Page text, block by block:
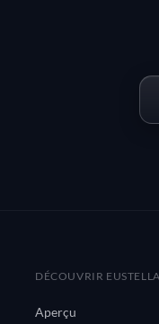
DÉCOUVRIR EUSTELLA
Aperçu